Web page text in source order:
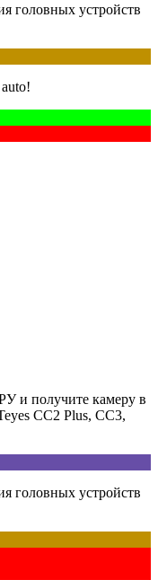
головных устройств
и получите камеру в
CC2 Plus, CC3,
головных устройств